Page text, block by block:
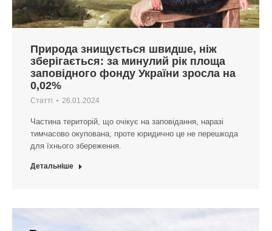
Природа знищується швидше, ніж
зберігається: за минулий рік площа
заповідного фонду України зросла на
0,02%
Статті 26.01.2024
Частина територій, що очікує на заповідання, наразі
тимчасово окупована, проте юридично це не перешкода
для їхнього збереження.
Детальніше